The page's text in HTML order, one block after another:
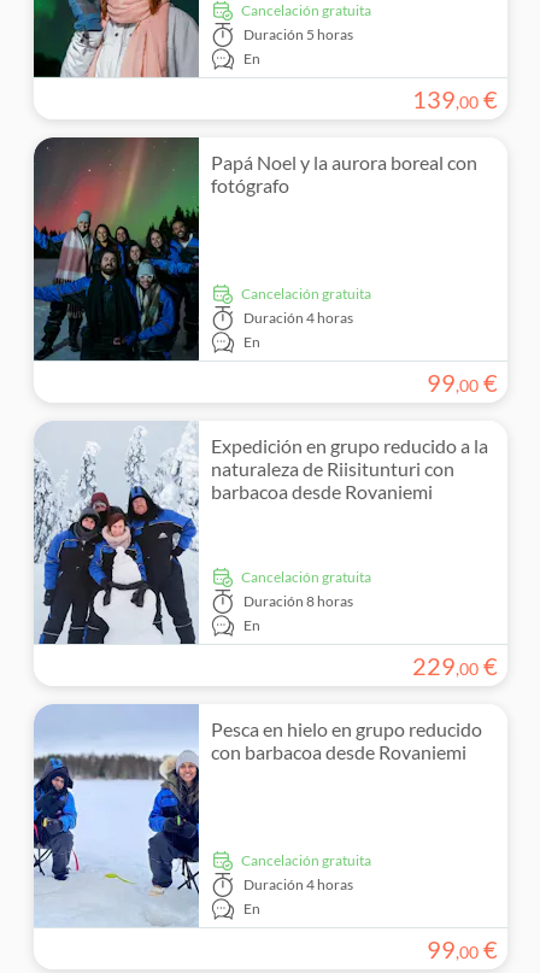
cancelación gratuita
Duración 5 horas
En
139,00 €
Papá Noel y la aurora boreal con
fotógrafo
cancelación gratuita
Duración 4 horas
En
99,00 €
Expedición en grupo reducido a la
naturaleza de Riisitunturi con
barbacoa desde Rovaniemi
cancelación gratuita
Duración 8 horas
En
229,00 €
Pesca en hielo en grupo reducido
con barbacoa desde Rovaniemi
cancelación gratuita
Duración 4 horas
En
99,00 €